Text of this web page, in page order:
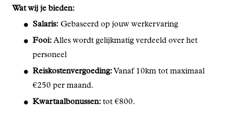
Wat wij je bieden:
Salaris: Gebaseerd op jouw werkervaring
Fooi: Alles wordt gelijkmatig verdeeld over het
personeel
Reiskostenvergoeding: Vanaf 10km tot maximaal
€250 per maand.
Kwartaalbonussen: tot €800.